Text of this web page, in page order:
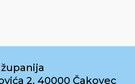
2, 40000 Čakovec